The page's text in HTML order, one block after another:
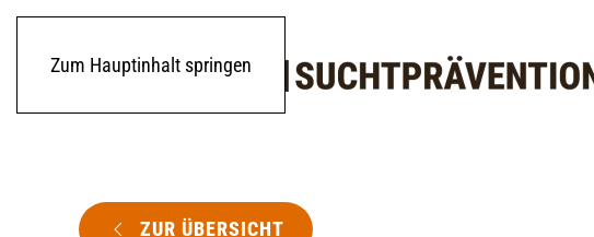
Zum Hauptinhalt springen
ZUR ÜBERSICHT